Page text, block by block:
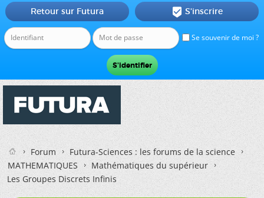
Se souvenir de moi ?
Retour sur Futura  S'inscrire
Forum
Futura-Sciences : les forums de la science
MATHEMATIQUES
Mathématiques du supérieur
Les Groupes Discrets Infinis